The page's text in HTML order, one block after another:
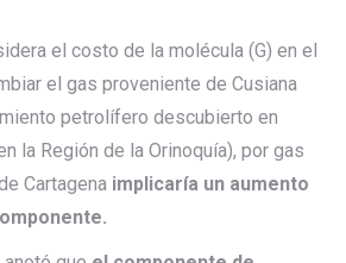
el costo de la molécula (G) en el
el gas proveniente de Cusiana
petrolífero descubierto en
la Región de la Orinoquía), por gas
Cartagena implicaría un aumento